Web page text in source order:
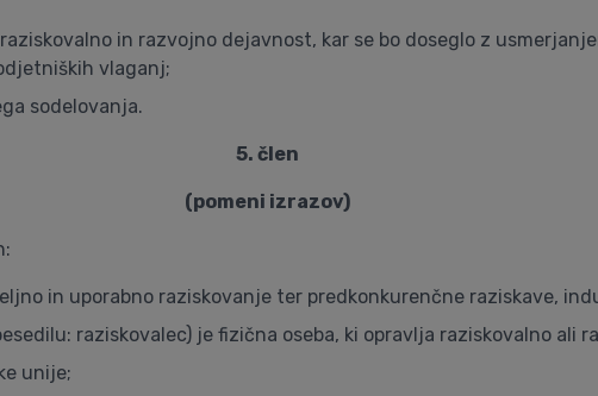
in razvojno dejavnost, kar se bo doseglo z
vlaganj;
sodelovanja.
5. člen
(pomeni izrazov)
in uporabno raziskovanje ter predkonkurenčne raziskave,
raziskovalec) je fizična oseba, ki opravlja raziskovalno ali
unije;